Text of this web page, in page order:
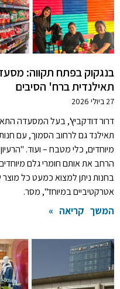
בנגקוק בפתח תקווה:
תאילנדית ברח' הסיבים
27 ביולי 2026
דרור דודקביץ', בעל המסעדה
תאילנד גם לרחוב הסמוך, עם
מיוחדים, כלי מטבח – ועוד.
הרחב את אותם חומרי גלם
בחנות ניתן למצוא כמעט כל
אטרקטיביים במיוחד", מסר.
המשך קריאה »